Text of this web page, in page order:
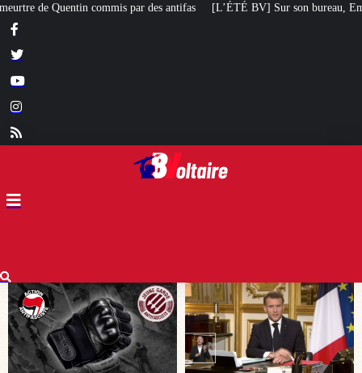
[L’ÉTÉ BV] Sur son bureau, Emmanuel Macron a posé le livre d’un